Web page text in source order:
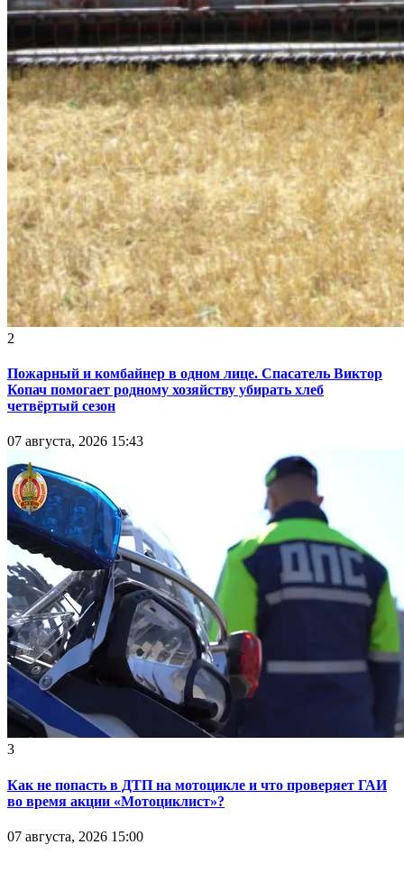
2
Пожарный и комбайнер в одном лице. Спасатель Виктор
Копач помогает родному хозяйству убирать хлеб
четвёртый сезон
07 августа, 2026 15:43
3
Как не попасть в ДТП на мотоцикле и что проверяет ГАИ
во время акции «Мотоциклист»?
07 августа, 2026 15:00